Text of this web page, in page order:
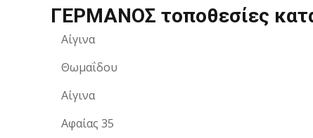
ΓΕΡΜΑΝΟΣ τοποθεσίες
Αίγινα
Θωμαΐδου
Αίγινα
Αφαίας 35